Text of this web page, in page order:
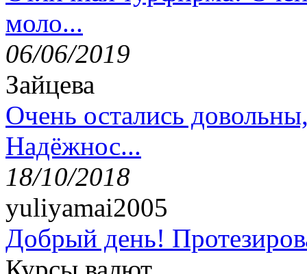
моло...
06/06/2019
Зайцева
Очень остались
Надёжнос...
18/10/2018
yuliyamai2005
Добрый день!